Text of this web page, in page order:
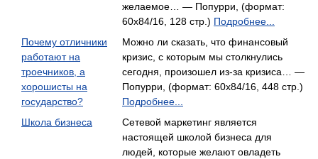
желаемое… — Попурри, (формат:
60x84/16, 128 стр.) Подробнее...
Почему отличники
работают на
троечников, а
хорошисты на
государство?
Можно ли сказать, что финансовый
кризис, с которым мы столкнулись
сегодня, произошел из-за кризиса… —
Попурри, (формат: 60x84/16, 448 стр.)
Подробнее...
Школа бизнеса
Сетевой маркетинг является
настоящей школой бизнеса для
людей, которые желают овладеть